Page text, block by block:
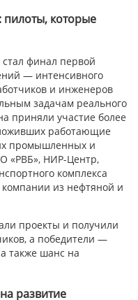
которые
финал первой
— интенсивного
и инженеров
задачам реального
приняли участие более
работающие
промышленных и
«РВБ», НИР-Центр,
комплекса
из нефтяной и
проекты и получили
а победители —
также шанс на
развитие